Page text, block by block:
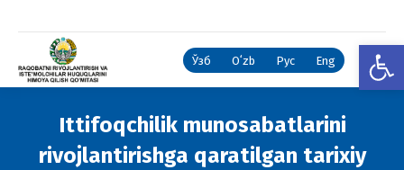
Ўзб Oʻzb Рус Eng
Ittifoqchilik munosabatlarini
rivojlantirishga qaratilgan tarixiy